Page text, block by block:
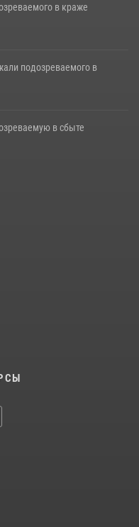
в краже
подозреваемого в
в сбыте